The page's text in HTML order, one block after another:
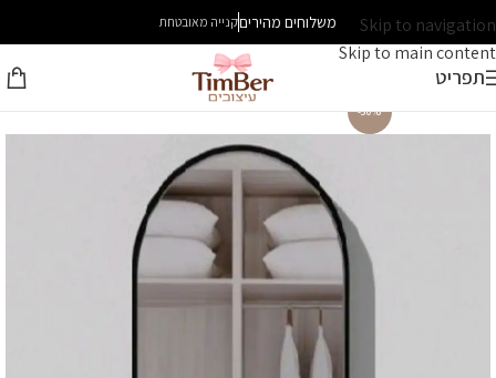
Skip to navigation
Skip to main content
משלוחים מהיריםקנייה מאובטחת
תפריט
-30%